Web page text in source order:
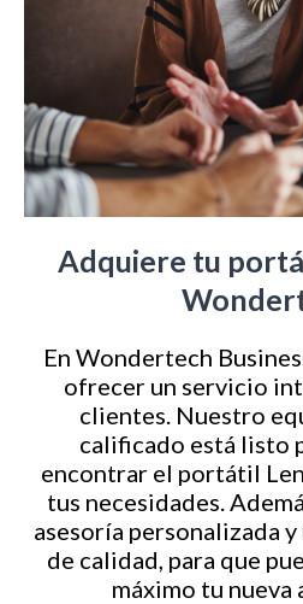
Adquiere tu
En Wondertech
ofrecer un servicio
clientes. Nuestro
calificado está listo
encontrar el portátil
tus necesidades.
asesoría personalizada
de calidad, para que
máximo tu nueva